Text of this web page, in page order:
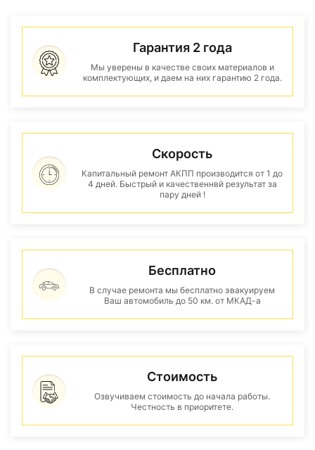
Гарантия 2 года
Мы уверены в качестве своих материалов и
комплектующих, и даем на них гарантию 2 года.
Скорость
Капитальный ремонт АКПП производится от 1 до
4 дней. Быстрый и качественнвй результат за
пару дней !
Бесплатно
В случае ремонта мы бесплатно эвакуируем
Ваш автомобиль до 50 км. от МКАД-а
Стоимость
Озвучиваем стоимость до начала работы.
Честность в приоритете.